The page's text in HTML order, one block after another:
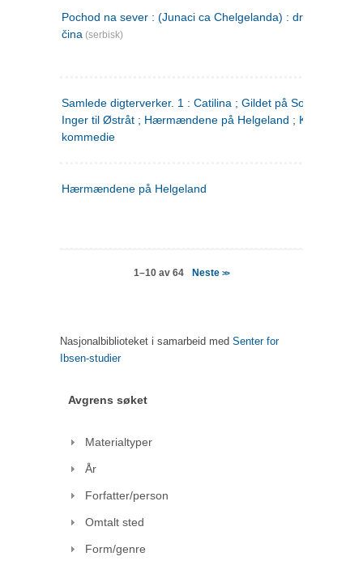
Pochod na sever : (Junaci ca Chelgelanda) : drama u četiri
čina (serbisk)
Samlede digterverker. 1 : Catilina ; Gildet på Solhaug ; Fru
Inger til Østråt ; Hærmændene på Helgeland ;
kommedie
Hærmændene på Helgeland
1–10 av 64 Neste>>
Nasjonalbiblioteket i samarbeid med Senter for
Ibsen-studier
Avgrens søket
Materialtyper
År
Forfatter/person
Omtalt sted
Form/genre